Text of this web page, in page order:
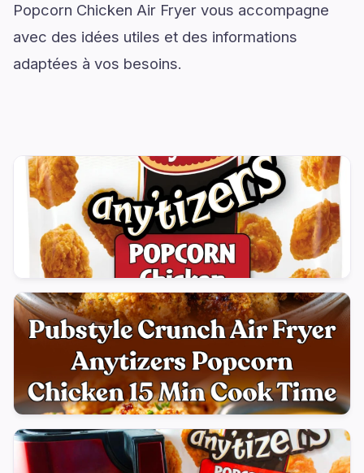
Popcorn Chicken Air Fryer vous accompagne
avec des idées utiles et des informations
adaptées à vos besoins.